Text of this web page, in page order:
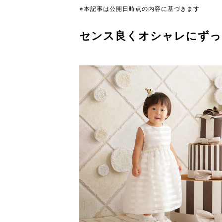
※本記事は公開日時点の内容に基づきます
センス良くオシャレにず